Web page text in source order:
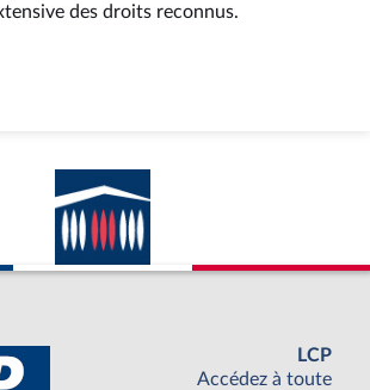
des droits reconnus.
LCP
Accédez à toute